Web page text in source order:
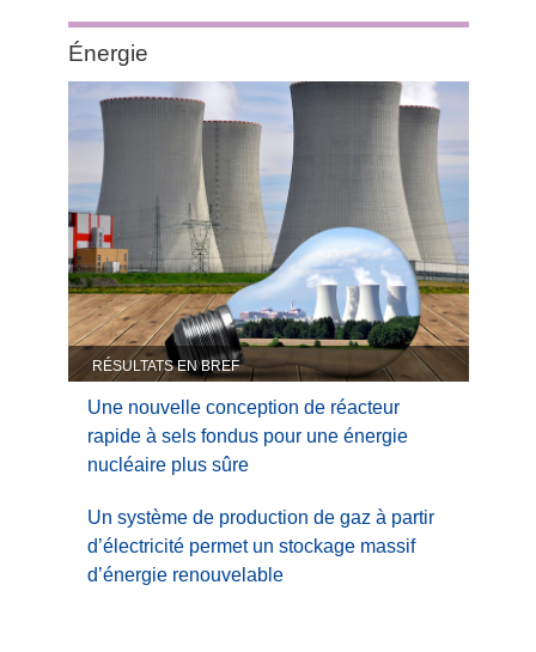
Category:
Énergie
Énergie
RÉSULTATS EN BREF
Une nouvelle conception de réacteur
rapide à sels fondus pour une énergie
nucléaire plus sûre
Un système de production de gaz à partir
d’électricité permet un stockage massif
d’énergie renouvelable